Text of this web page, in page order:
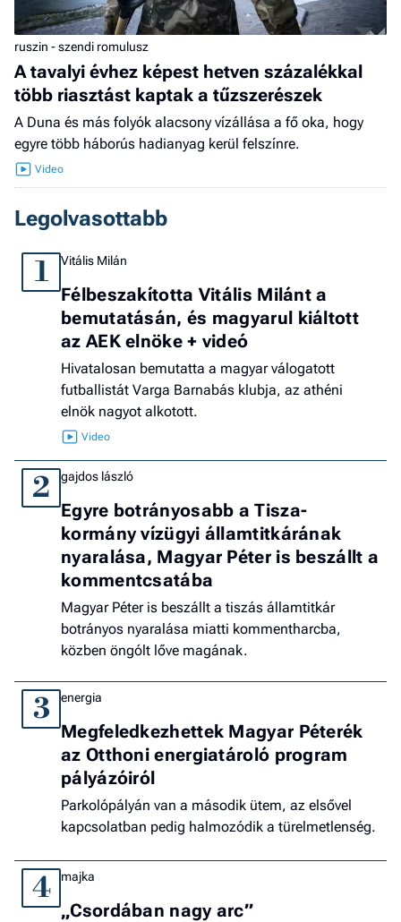
ruszin - szendi romulusz
A tavalyi évhez képest hetven százalékkal
több riasztást kaptak a tűzszerészek
A Duna és más folyók alacsony vízállása a fő oka, hogy
egyre több háborús hadianyag kerül felszínre.
Legolvasottabb
1 Vitális Milán
Félbeszakította Vitális Milánt a
bemutatásán, és magyarul kiáltott
az AEK elnöke + videó
Hivatalosan bemutatta a magyar válogatott
futballistát Varga Barnabás klubja, az athéni
elnök nagyot alkotott.
2 gajdos lászló
Egyre botrányosabb a Tisza-
kormány vízügyi államtitkárának
nyaralása, Magyar Péter is beszállt a
kommentcsatába
Magyar Péter is beszállt a tiszás államtitkár
botrányos nyaralása miatti kommentharcba,
közben öngólt lőve magának.
3 energia
Megfeledkezhettek Magyar Péterék
az Otthoni energiatároló program
pályázóiról
Parkolópályán van a második ütem, az elsővel
kapcsolatban pedig halmozódik a türelmetlenség.
4 majka
„Csordában nagy arc”